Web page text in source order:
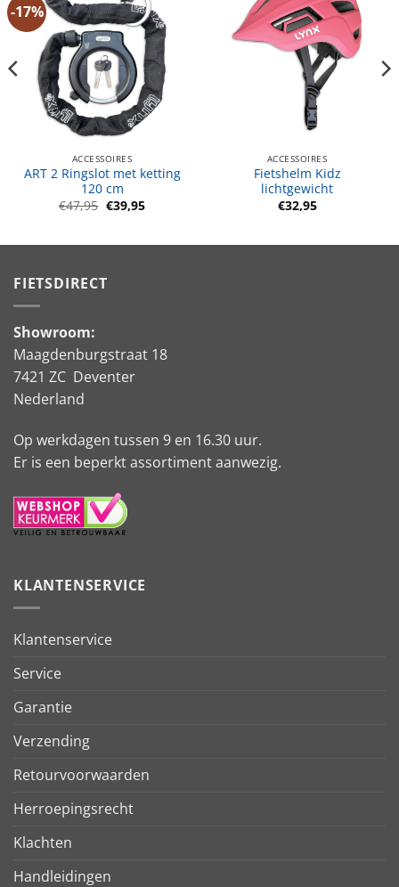
-17%
ACCESSOIRES
ART 2 Ringslot met ketting
120 cm
€47,95 Oorspronkelijke
prijs
€39,95Huidige
prijs
ACCESSOIRES
Fietshelm Kidz
lichtgewicht
€32,95
FIETSDIRECT
Showroom:
Maagdenburgstraat 18
7421 ZC Deventer
Nederland
Op werkdagen tussen 9 en 16.30 uur.
Er is een beperkt assortiment aanwezig.
KLANTENSERVICE
Klantenservice
Service
Garantie
Verzending
Retourvoorwaarden
Herroepingsrecht
Klachten
Handleidingen